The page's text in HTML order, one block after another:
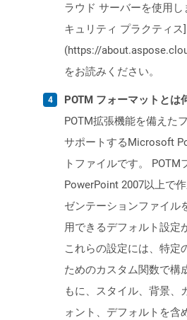
ラウド サーバーを使用
キュリティ プラクティス]
(https://
をお読みください。
POTM フォーマットとは
POTM拡張機能を備えた
サポートするMicrosoft
トファイルです。 POTM
PowerPoint 2007以上で
ゼンテーションファイル
用できるデフォルト設定
これらの設定には、特定
ためのカスタム関数で構
もに、スタイル、背景、
ォント、デフォルトを含